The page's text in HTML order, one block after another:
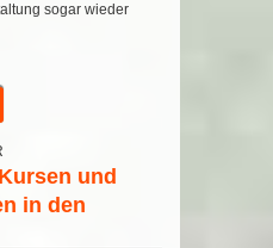
sogar wieder
und
in den